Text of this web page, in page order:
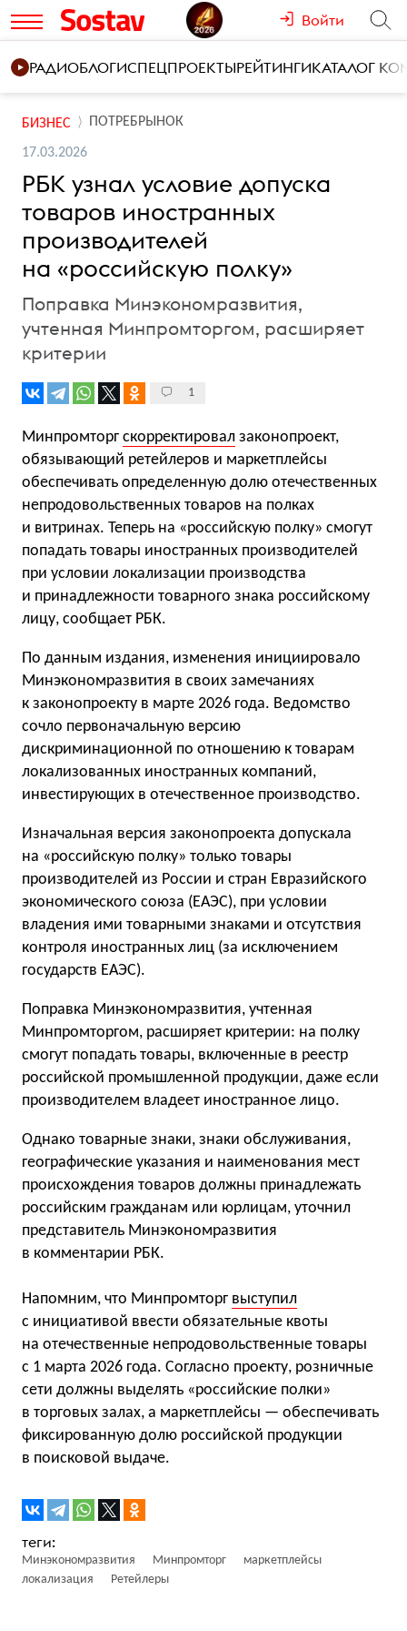
Войти
РАДИОБЛОГИСПЕЦПРОЕКТЫРЕЙТИНГИКАТАЛОГ
БИЗНЕС ПОТРЕБРЫНОК
17.03.2026
РБК узнал условие допуска
товаров иностранных
производителей
на «российскую полку»
Поправка Минэкономразвития,
учтенная Минпромторгом, расширяет
критерии
1
Минпромторг скорректировал законопроект,
обязывающий ретейлеров и маркетплейсы
обеспечивать определенную долю отечественных
непродовольственных товаров на полках
и витринах. Теперь на «российскую полку» смогут
попадать товары иностранных производителей
при условии локализации производства
и принадлежности товарного знака российскому
лицу, сообщает РБК.
По данным издания, изменения инициировало
Минэкономразвития в своих замечаниях
к законопроекту в марте 2026 года. Ведомство
сочло первоначальную версию
дискриминационной по отношению к товарам
локализованных иностранных компаний,
инвестирующих в отечественное производство.
Изначальная версия законопроекта допускала
на «российскую полку» только товары
производителей из России и стран Евразийского
экономического союза (ЕАЭС), при условии
владения ими товарными знаками и отсутствия
контроля иностранных лиц (за исключением
государств ЕАЭС).
Поправка Минэкономразвития, учтенная
Минпромторгом, расширяет критерии: на полку
смогут попадать товары, включенные в реестр
российской промышленной продукции, даже если
производителем владеет иностранное лицо.
Однако товарные знаки, знаки обслуживания,
географические указания и наименования мест
происхождения товаров должны принадлежать
российским гражданам или юрлицам, уточнил
представитель Минэкономразвития
в комментарии РБК.
Напомним, что Минпромторг выступил
с инициативой ввести обязательные квоты
на отечественные непродовольственные товары
с 1 марта 2026 года. Согласно проекту, розничные
сети должны выделять «российские полки»
в торговых залах, а маркетплейсы — обеспечивать
фиксированную долю российской продукции
в поисковой выдаче.
Минэкономразвития Минпромторг
маркетплейсы
локализация
Ретейлеры